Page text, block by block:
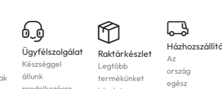
Ügyfélszolgálat
Készséggel
állunk
Raktárkészlet
Legtöbb
termékünket
Házhozszállítás
ország
egész